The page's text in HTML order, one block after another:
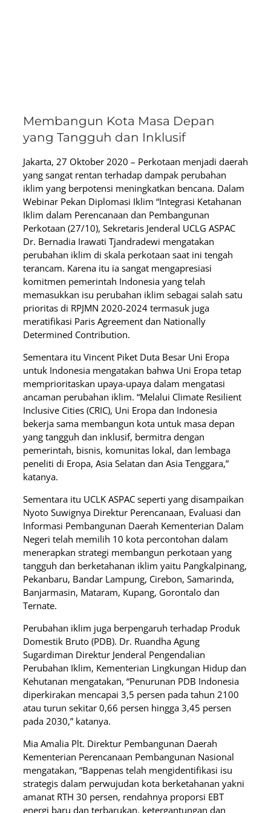
Membangun Kota Masa Depan
yang Tangguh dan Inklusif
Jakarta, 27 Oktober 2020 – Perkotaan menjadi daerah
yang sangat rentan terhadap dampak perubahan
iklim yang berpotensi meningkatkan bencana. Dalam
Webinar Pekan Diplomasi Iklim “Integrasi Ketahanan
Iklim dalam Perencanaan dan Pembangunan
Perkotaan (27/10), Sekretaris Jenderal UCLG ASPAC
Dr. Bernadia Irawati Tjandradewi mengatakan
perubahan iklim di skala perkotaan saat ini tengah
terancam. Karena itu ia sangat mengapresiasi
komitmen pemerintah Indonesia yang telah
memasukkan isu perubahan iklim sebagai salah satu
prioritas di RPJMN 2020-2024 termasuk juga
meratifikasi Paris Agreement dan Nationally
Determined Contribution.
Sementara itu Vincent Piket Duta Besar Uni Eropa
untuk Indonesia mengatakan bahwa Uni Eropa tetap
memprioritaskan upaya-upaya dalam mengatasi
ancaman perubahan iklim. “Melalui Climate Resilient
Inclusive Cities (CRIC), Uni Eropa dan Indonesia
bekerja sama membangun kota untuk masa depan
yang tangguh dan inklusif, bermitra dengan
pemerintah, bisnis, komunitas lokal, dan lembaga
peneliti di Eropa, Asia Selatan dan Asia Tenggara,”
katanya.
Sementara itu UCLK ASPAC seperti yang disampaikan
Nyoto Suwignya Direktur Perencanaan, Evaluasi dan
Informasi Pembangunan Daerah Kementerian Dalam
Negeri telah memilih 10 kota percontohan dalam
menerapkan strategi membangun perkotaan yang
tangguh dan berketahanan iklim yaitu Pangkalpinang,
Pekanbaru, Bandar Lampung, Cirebon, Samarinda,
Banjarmasin, Mataram, Kupang, Gorontalo dan
Ternate.
Perubahan iklim juga berpengaruh terhadap Produk
Domestik Bruto (PDB). Dr. Ruandha Agung
Sugardiman Direktur Jenderal Pengendalian
Perubahan Iklim, Kementerian Lingkungan Hidup dan
Kehutanan mengatakan, “Penurunan PDB Indonesia
diperkirakan mencapai 3,5 persen pada tahun 2100
atau turun sekitar 0,66 persen hingga 3,45 persen
pada 2030,” katanya.
Mia Amalia Plt. Direktur Pembangunan Daerah
Kementerian Perencanaan Pembangunan Nasional
mengatakan, “Bappenas telah mengidentifikasi isu
strategis dalam perwujudan kota berketahanan yakni
amanat RTH 30 persen, rendahnya proporsi EBT
energi baru dan terbarukan, ketergantungan dan